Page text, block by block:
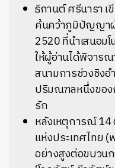
ธิกานต์ ศรีนารา
ค้นคว้าภูมิปัญญา
2520 ที่นำเสนอม
ให้ผู้อ่านได้พิจาร
สนามการช่วงชิง
ปริมณฑลหนึ่งของ
รัก
หลังเหตุการณ์
แห่งประเทศไทย
อย่างสูงต่อขบวน